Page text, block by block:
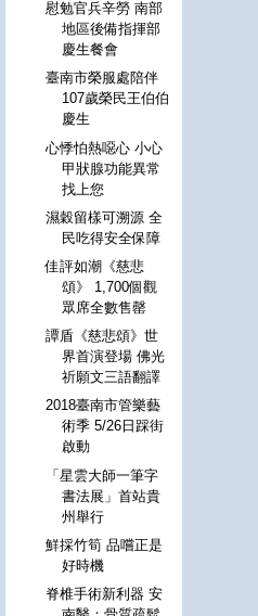
慰勉官兵辛勞 南部
地區後備指揮部
慶生餐會
臺南市榮服處陪伴
107歲榮民王伯伯
慶生
心悸怕熱噁心 小心
甲狀腺功能異常
找上您
濕穀留樣可溯源 全
民吃得安全保障
佳評如潮《慈悲
頌》 1,700個觀
眾席全數售罄
譚盾《慈悲頌》世
界首演登場 佛光
祈願文三語翻譯
2018臺南市管樂藝
術季 5/26日踩街
啟動
「星雲大師一筆字
書法展」首站貴
州舉行
鮮採竹筍 品嚐正是
好時機
脊椎手術新利器 安